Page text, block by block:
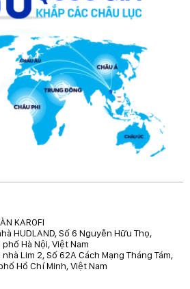
KAROFI
HUDLAND, Số 6 Nguyễn Hữu Thọ,
Hà Nội, Việt Nam
nhà Lim 2, Số 62A Cách Mạng Tháng Tám,
Hồ Chí Minh, Việt Nam